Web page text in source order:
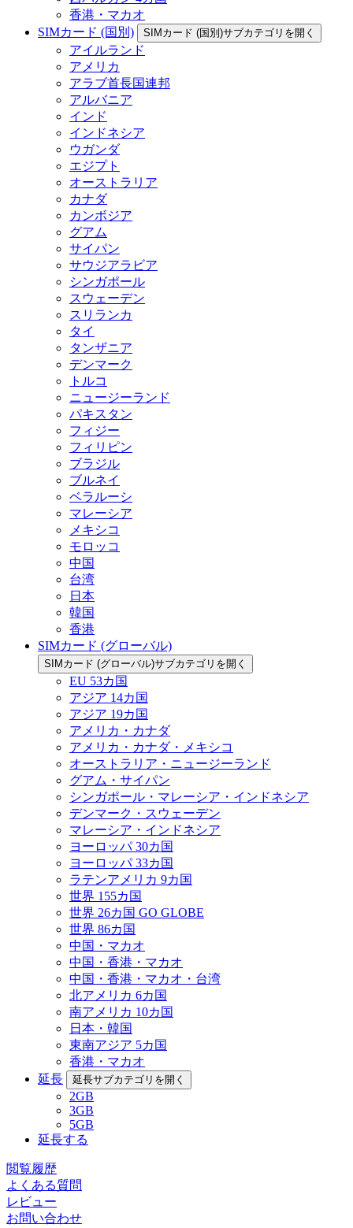
香港・マカオ
SIMカード (国別)
SIMカード (国別)サブカテゴリを開く
アイルランド
アメリカ
アラブ首長国連邦
アルバニア
インド
インドネシア
ウガンダ
エジプト
オーストラリア
カナダ
カンボジア
グアム
サイパン
サウジアラビア
シンガポール
スウェーデン
スリランカ
タイ
タンザニア
デンマーク
トルコ
ニュージーランド
パキスタン
フィジー
フィリピン
ブラジル
ブルネイ
ベラルーシ
マレーシア
メキシコ
モロッコ
中国
台湾
日本
韓国
香港
SIMカード (グローバル)
SIMカード (グローバル)サブカテゴリを開く
EU 53カ国
アジア 14カ国
アジア 19カ国
アメリカ・カナダ
アメリカ・カナダ・メキシコ
オーストラリア・ニュージーランド
グアム・サイパン
シンガポール・マレーシア・インドネシア
デンマーク・スウェーデン
マレーシア・インドネシア
ヨーロッパ 30カ国
ヨーロッパ 33カ国
ラテンアメリカ 9カ国
世界 155カ国
世界 26カ国 GO GLOBE
世界 86カ国
中国・マカオ
中国・香港・マカオ
中国・香港・マカオ・台湾
北アメリカ 6カ国
南アメリカ 10カ国
日本・韓国
東南アジア 5カ国
香港・マカオ
延長
延長サブカテゴリを開く
2GB
3GB
5GB
延長する
閲覧履歴
よくある質問
レビュー
お問い合わせ